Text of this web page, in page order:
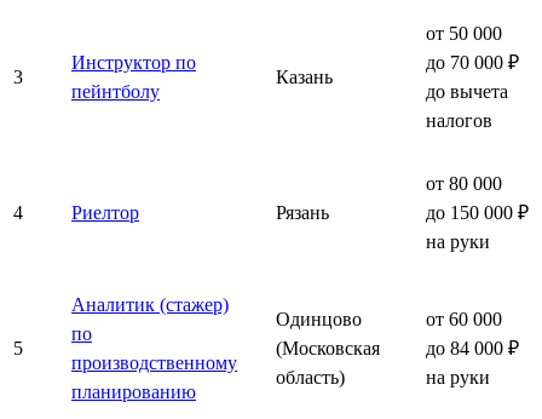
3
Инструктор по
пейнтболу
Казань
от 50 000
до 70 000 ₽
до вычета
налогов
4 Риелтор Рязань
от 80 000
до 150 000 ₽
на руки
5
Аналитик (стажер)
по
производственному
планированию
Одинцово
(Московская
область)
от 60 000
до 84 000 ₽
на руки